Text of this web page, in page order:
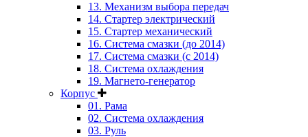
13. Механизм выбора передач
14. Стартер электрический
15. Стартер механический
16. Система смазки (до 2014)
17. Система смазки (с 2014)
18. Система охлаждения
19. Магнето-генератор
Корпус
01. Рама
02. Система охлаждения
03. Руль